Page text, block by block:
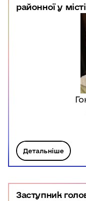
районної у
Детальніше
Заступник